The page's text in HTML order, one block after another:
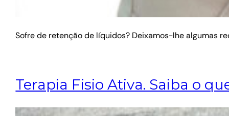
Sofre de retenção de líquidos? Deixamos-lhe algumas
Terapia Fisio Ativa. Saiba o